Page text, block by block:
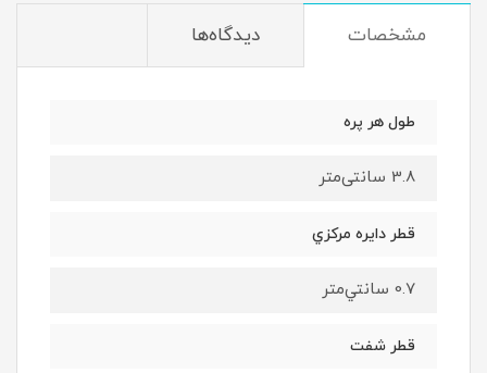
مشخصات دیدگاه‌ها
طول هر پره
3.8 سانتی‌متر
قطر دايره مركزي
0.7 سانتي‌متر
قطر شفت